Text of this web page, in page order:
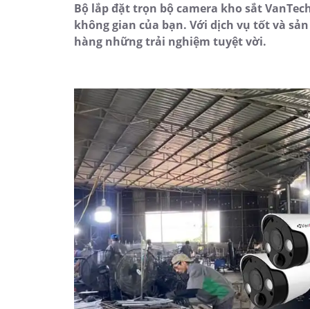
Bộ lắp đặt trọn bộ camera kho sắt
không gian của bạn. Với dịch vụ tốt và
hàng những trải nghiệm tuyệt vời.